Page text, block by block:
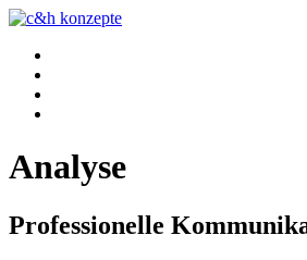
Analyse
Professionelle